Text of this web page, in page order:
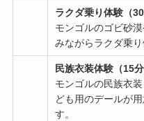
ラクダ乗り体験（30
モンゴルのゴビ砂
みながらラクダ乗り
民族衣装体験（15分
モンゴルの民族衣
ども用のデールが
す。